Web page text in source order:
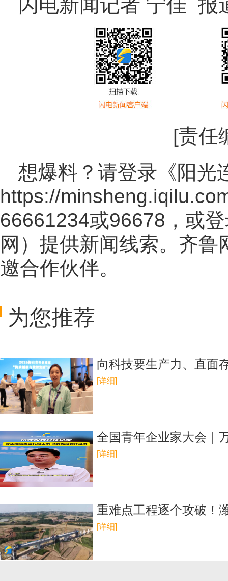
闪电新闻记者 宁佳 报
[责任
想爆料？请登录《阳光
https://
66661234或96678，或
网 ）提供新闻线索。齐鲁
邀合作伙伴。
为您推荐
向科技要生产力、直面
[详细]
全国青年企业家大会｜
[详细]
重难点工程逐个攻破！
[详细]